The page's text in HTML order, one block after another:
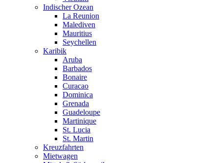
Indischer Ozean
La Reunion
Malediven
Mauritius
Seychellen
Karibik
Aruba
Barbados
Bonaire
Curacao
Dominica
Grenada
Guadeloupe
Martinique
St. Lucia
St. Martin
Kreuzfahrten
Mietwagen